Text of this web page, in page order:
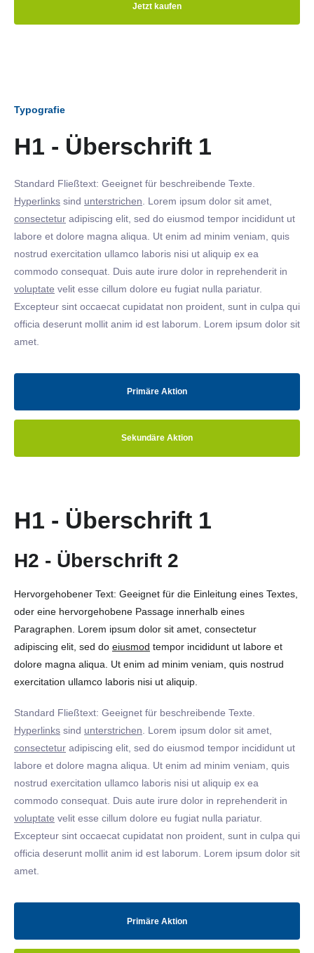
Jetzt kaufen
Typografie
H1 - Überschrift 1
Standard Fließtext: Geeignet für beschreibende Texte.
Hyperlinks sind unterstrichen . Lorem ipsum dolor sit amet,
consectetur adipiscing elit, sed do eiusmod tempor incididunt ut
labore et dolore magna aliqua. Ut enim ad minim veniam, quis
nostrud exercitation ullamco laboris nisi ut aliquip ex ea
commodo consequat. Duis aute irure dolor in reprehenderit in
voluptate velit esse cillum dolore eu fugiat nulla pariatur.
Excepteur sint occaecat cupidatat non proident, sunt in culpa qui
officia deserunt mollit anim id est laborum. Lorem ipsum dolor sit
amet.
Primäre Aktion
Sekundäre Aktion
H1 - Überschrift 1
H2 - Überschrift 2
Hervorgehobener Text: Geeignet für die Einleitung eines Textes,
oder eine hervorgehobene Passage innerhalb eines
Paragraphen. Lorem ipsum dolor sit amet, consectetur
adipiscing elit, sed do eiusmod tempor incididunt ut labore et
dolore magna aliqua. Ut enim ad minim veniam, quis nostrud
exercitation ullamco laboris nisi ut aliquip.
Standard Fließtext: Geeignet für beschreibende Texte.
Hyperlinks sind unterstrichen . Lorem ipsum dolor sit amet,
consectetur adipiscing elit, sed do eiusmod tempor incididunt ut
labore et dolore magna aliqua. Ut enim ad minim veniam, quis
nostrud exercitation ullamco laboris nisi ut aliquip ex ea
commodo consequat. Duis aute irure dolor in reprehenderit in
voluptate velit esse cillum dolore eu fugiat nulla pariatur.
Excepteur sint occaecat cupidatat non proident, sunt in culpa qui
officia deserunt mollit anim id est laborum. Lorem ipsum dolor sit
amet.
Primäre Aktion